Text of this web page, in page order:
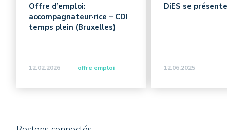
Offre d’emploi:
accompagnateur·rice – CDI
temps plein (Bruxelles)
12.02.2026 offre emploi
DiES se
12.06.2025